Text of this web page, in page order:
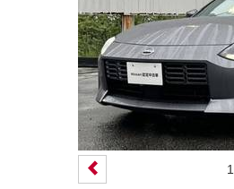
今すぐ予約対象
1